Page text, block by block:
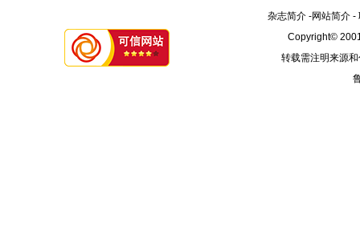
杂志简介-网站简介-
Copyright©
转载需注明来源